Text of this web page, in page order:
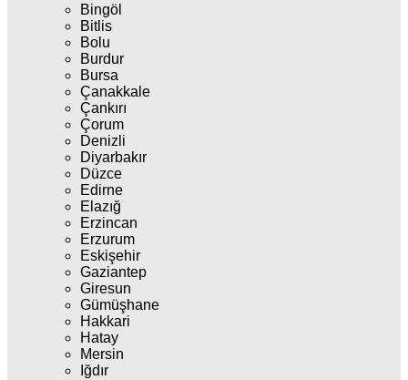
Bingöl
Bitlis
Bolu
Burdur
Bursa
Çanakkale
Çankırı
Çorum
Denizli
Diyarbakır
Düzce
Edirne
Elazığ
Erzincan
Erzurum
Eskişehir
Gaziantep
Giresun
Gümüşhane
Hakkari
Hatay
Mersin
Iğdır